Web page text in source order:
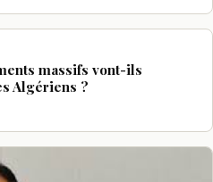
massifs vont-ils
Algériens ?